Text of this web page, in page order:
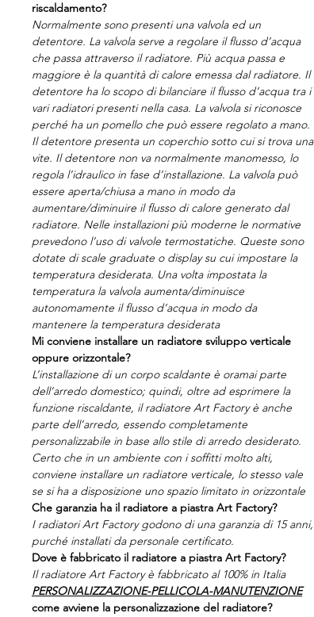
riscaldamento?
Normalmente sono presenti una valvola ed un
detentore. La valvola serve a regolare il flusso d’acqua
che passa attraverso il radiatore. Più acqua passa e
maggiore è la quantità di calore emessa dal radiatore. Il
detentore ha lo scopo di bilanciare il flusso d’acqua tra i
vari radiatori presenti nella casa. La valvola si riconosce
perché ha un pomello che può essere regolato a mano.
Il detentore presenta un coperchio sotto cui si trova una
vite. Il detentore non va normalmente manomesso, lo
regola l’idraulico in fase d’installazione. La valvola può
essere aperta/chiusa a mano in modo da
aumentare/diminuire il flusso di calore generato dal
radiatore. Nelle installazioni più moderne le normative
prevedono l’uso di valvole termostatiche. Queste sono
dotate di scale graduate o display su cui impostare la
temperatura desiderata. Una volta impostata la
temperatura la valvola aumenta/diminuisce
autonomamente il flusso d’acqua in modo da
mantenere la temperatura desiderata
Mi conviene installare un radiatore sviluppo verticale
oppure orizzontale?
L’installazione di un corpo scaldante è oramai parte
dell’arredo domestico; quindi, oltre ad esprimere la
funzione riscaldante, il radiatore Art Factory è anche
parte dell’arredo, essendo completamente
personalizzabile in base allo stile di arredo desiderato.
Certo che in un ambiente con i soffitti molto alti,
conviene installare un radiatore verticale, lo stesso vale
se si ha a disposizione uno spazio limitato in orizzontale
Che garanzia ha il radiatore a piastra Art Factory?
I radiatori Art Factory godono di una garanzia di 15 anni,
purché installati da personale certificato.
Dove è fabbricato il radiatore a piastra Art Factory?
Il radiatore Art Factory è fabbricato al 100% in Italia
PERSONALIZZAZIONE-PELLICOLA-MANUTENZIONE
come avviene la personalizzazione del radiatore?